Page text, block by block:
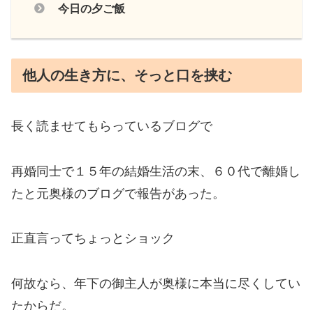
今日の夕ご飯
他人の生き方に、そっと口を挟む
長く読ませてもらっているブログで
再婚同士で１５年の結婚生活の末、６０代で離婚し
たと元奥様のブログで報告があった。
正直言ってちょっとショック
何故なら、年下の御主人が奥様に本当に尽くしてい
たからだ。